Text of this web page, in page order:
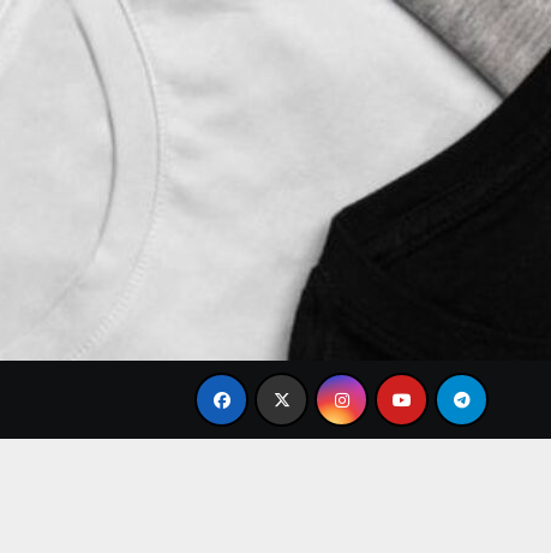
Brand Baju Modis Terbaru 2026: Desain Simple